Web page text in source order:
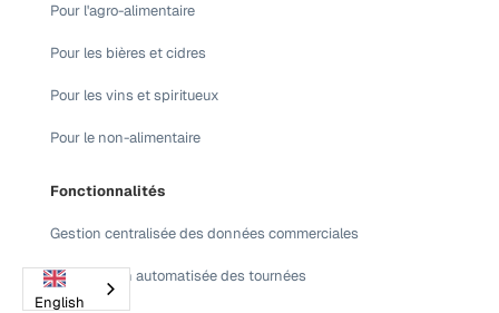
Pour l'agro-alimentaire
Pour les bières et cidres
Pour les vins et spiritueux
Pour le non-alimentaire
Gestion centralisée des données commerciales
Planification automatisée des tournées
Fonctionnalités
English